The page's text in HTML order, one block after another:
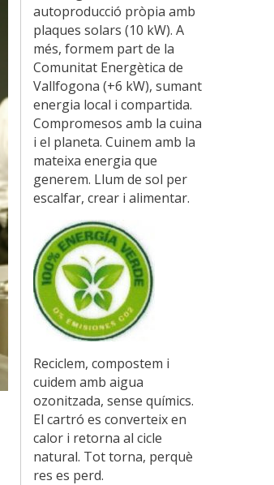
autoproducció pròpia amb
plaques solars (10 kW). A
més, formem part de la
Comunitat Energètica de
Vallfogona (+6 kW), sumant
energia local i compartida.
Compromesos amb la cuina
i el planeta. Cuinem amb la
mateixa energia que
generem. Llum de sol per
escalfar, crear i alimentar.
Reciclem, compostem i
cuidem amb aigua
ozonitzada, sense químics.
El cartró es converteix en
calor i retorna al cicle
natural. Tot torna, perquè
res es perd.